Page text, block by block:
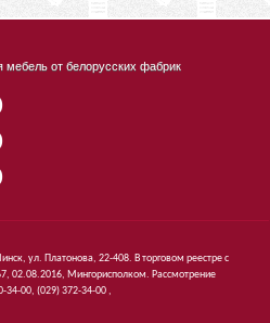
мебель от белорусских фабрик
ул. Платонова, 22-408. В торговом реестре с
02.08.2016, Мингорисполком. Рассмотрение
34-00, (029)372-34-00 ,